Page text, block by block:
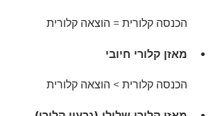
הכנסה קלורית = הוצאה קלורית
מאזן קלורי חיובי
הכנסה קלורית > הוצאה קלורית